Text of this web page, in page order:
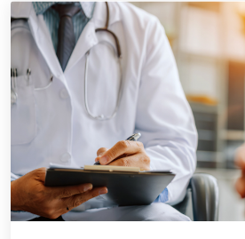
Immagine